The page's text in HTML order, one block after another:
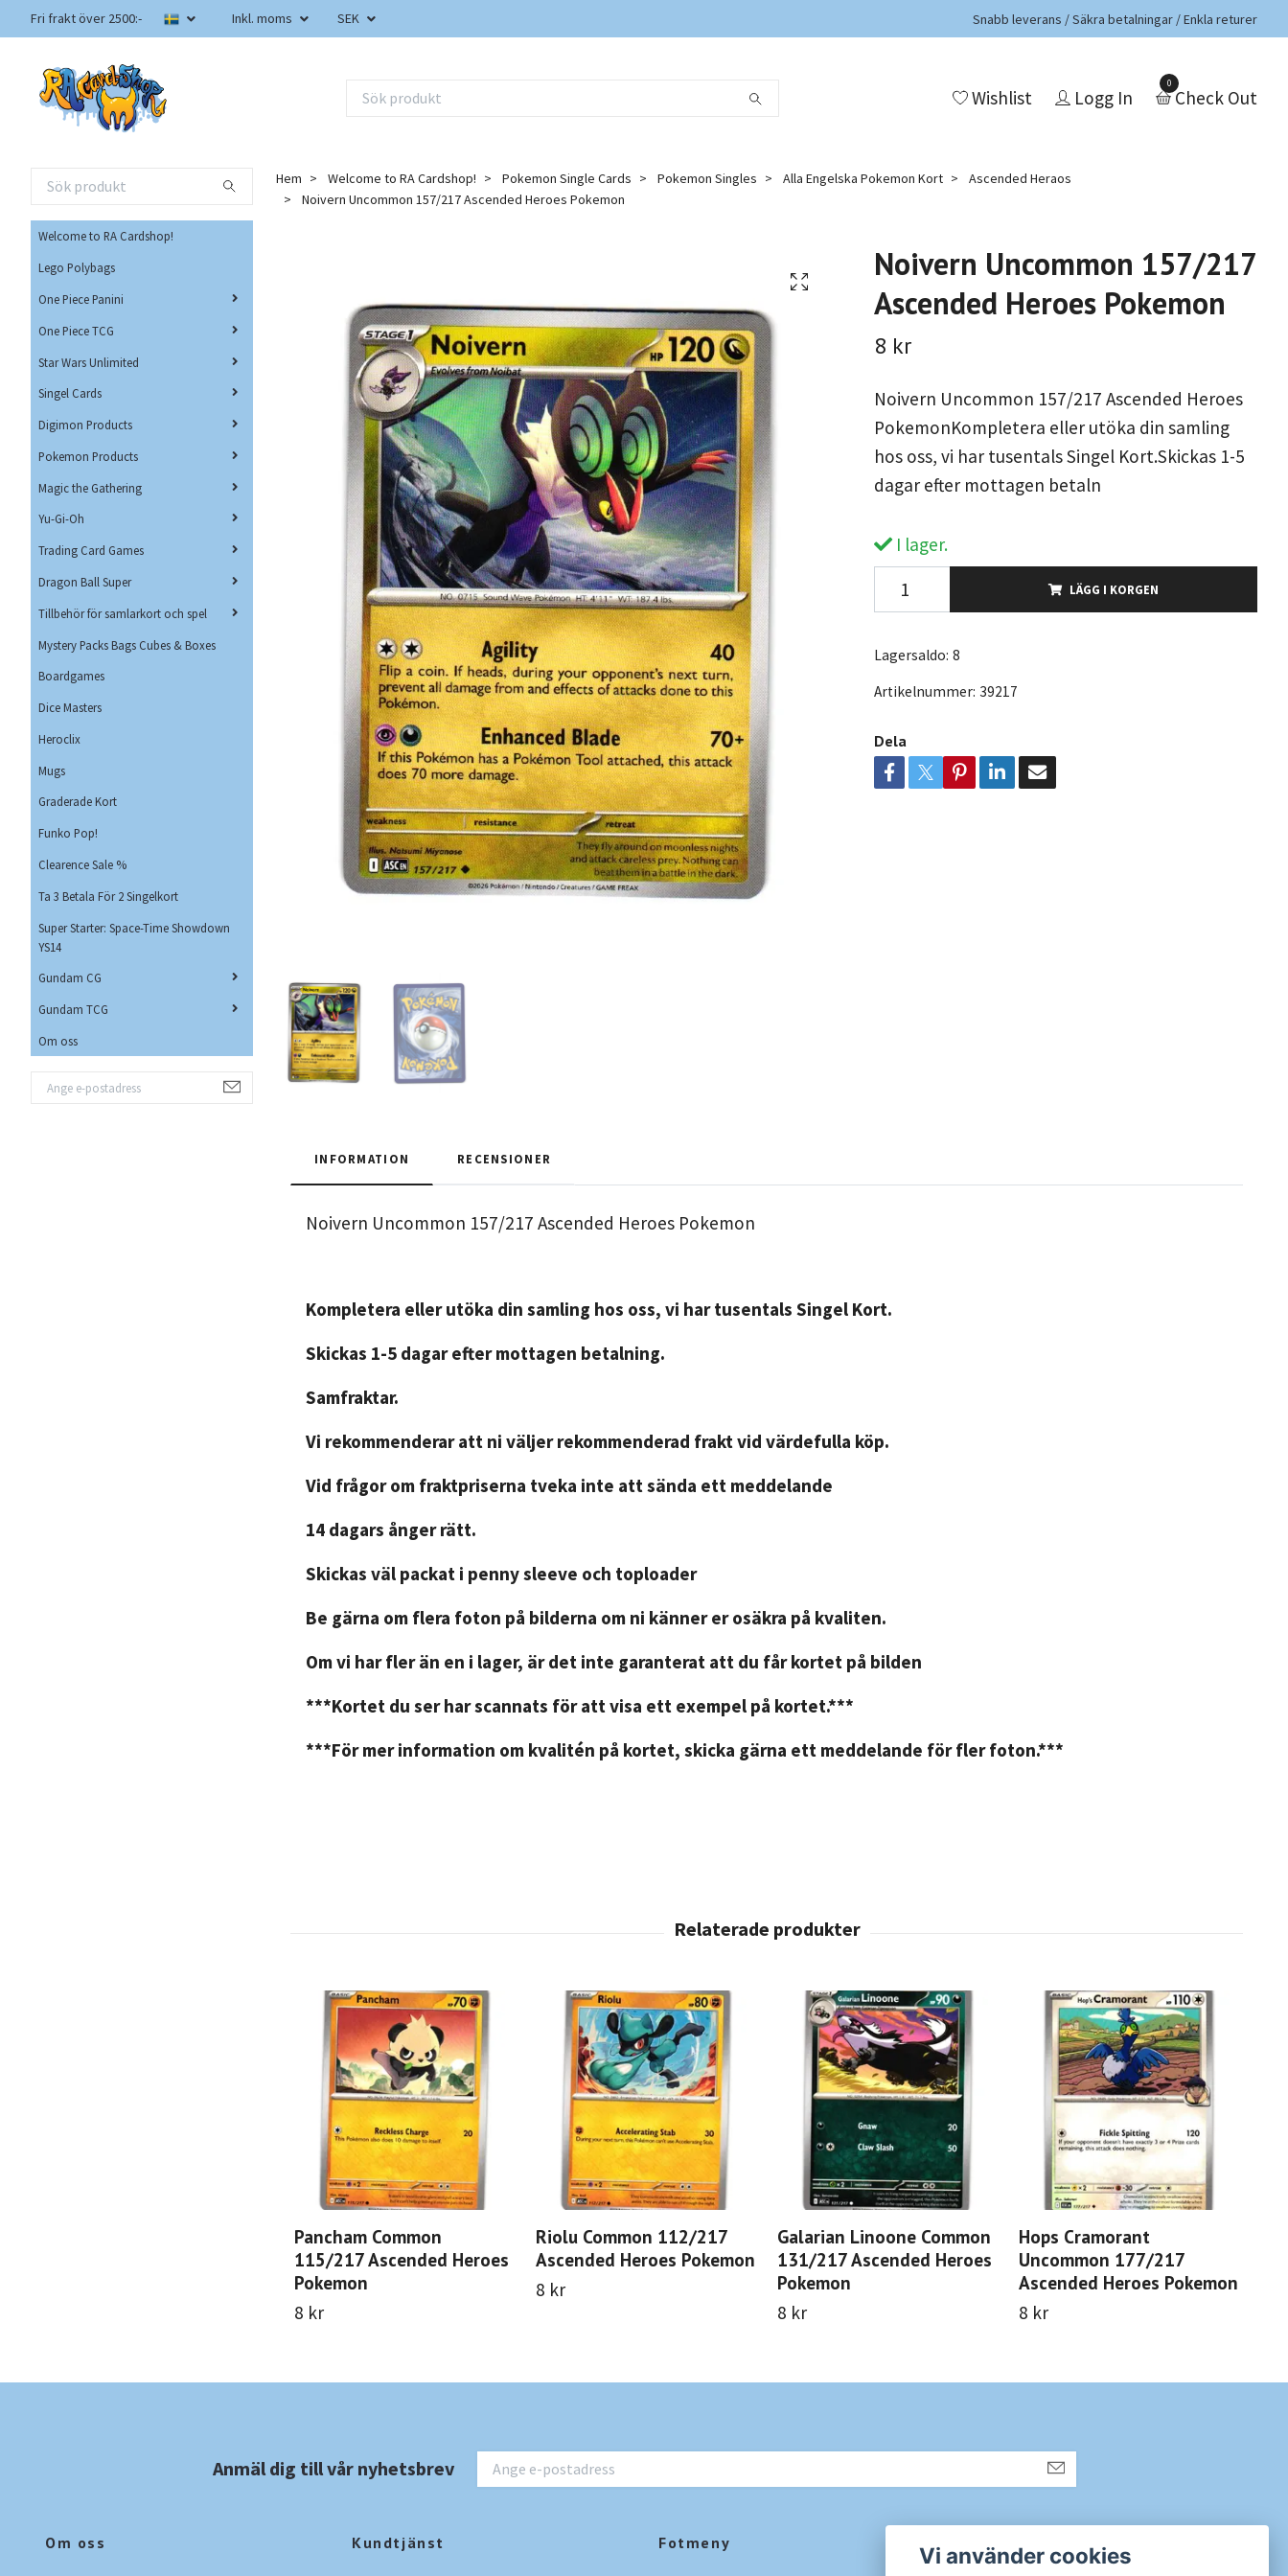
Fri frakt över 2500:- Inkl. moms SEK Snabb leverans / Säkra betalningar / Enkla returer
Wishlist Logg In
0
Check Out
Welcome to RA Cardshop!
Lego Polybags
One Piece Panini
One Piece TCG
Star Wars Unlimited
Singel Cards
Digimon Products
Pokemon Products
Magic the Gathering
Yu-Gi-Oh
Trading Card Games
Dragon Ball Super
Tillbehör för samlarkort och spel
Mystery Packs Bags Cubes & Boxes
Boardgames
Dice Masters
Heroclix
Mugs
Graderade Kort
Funko Pop!
Clearence Sale %
Ta 3 Betala För 2 Singelkort
Super Starter: Space-Time Showdown
YS14
Gundam CG
Gundam TCG
Om oss
Hem Welcome to RA Cardshop! Pokemon Single Cards Pokemon Singles Alla Engelska Pokemon Kort
Ascended Heraos
Noivern Uncommon 157/217 Ascended Heroes Pokemon
Noivern Uncommon 157/217
Ascended Heroes Pokemon
8 kr
Noivern Uncommon 157/217 Ascended Heroes
PokemonKompletera eller utöka din samling
hos oss, vi har tusentals Singel Kort.Skickas 1-5
dagar efter mottagen betaln
I lager.
LÄGG I KORGEN
Lagersaldo: 8
Artikelnummer: 39217
Dela
INFORMATION RECENSIONER
Noivern Uncommon 157/217 Ascended Heroes Pokemon
Kompletera eller utöka din samling hos oss, vi har tusentals Singel Kort.
Skickas 1-5 dagar efter mottagen betalning.
Samfraktar.
Vi rekommenderar att ni väljer rekommenderad frakt vid värdefulla köp.
Vid frågor om fraktpriserna tveka inte att sända ett meddelande
14 dagars ånger rätt.
Skickas väl packat i penny sleeve och toploader
Be gärna om flera foton på bilderna om ni känner er osäkra på kvaliten.
Om vi har fler än en i lager, är det inte garanterat att du får kortet på bilden
***Kortet du ser har scannats för att visa ett exempel på kortet.***
***För mer information om kvalitén på kortet, skicka gärna ett meddelande för fler foton.***
Pancham Common
115/217 Ascended Heroes
Pokemon
8 kr
Riolu Common 112/217
Ascended Heroes Pokemon
8 kr
Galarian Linoone Common
131/217 Ascended Heroes
Pokemon
8 kr
Hops Cramorant
Uncommon 177/217
Ascended Heroes Pokemon
8 kr
Anmäl dig till vår nyhetsbrev
Om oss Kundtjänst Fotmeny
Vi använder cookies